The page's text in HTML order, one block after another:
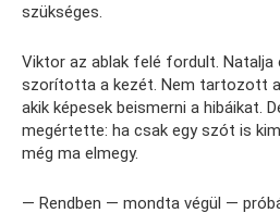
szükséges.
Viktor az ablak felé fordult. Natalja
szorította a kezét. Nem tartozott
akik képesek beismerni a hibáikat.
megértette: ha csak egy szót is
még ma elmegy.
— Rendben — mondta végül —